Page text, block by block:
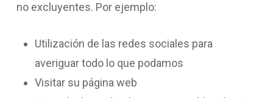
no excluyentes. Por ejemplo:
Utilización de las redes sociales para
averiguar todo lo que podamos
Visitar su página web